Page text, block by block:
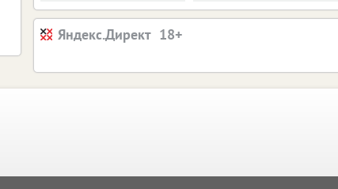
Яндекс.Директ